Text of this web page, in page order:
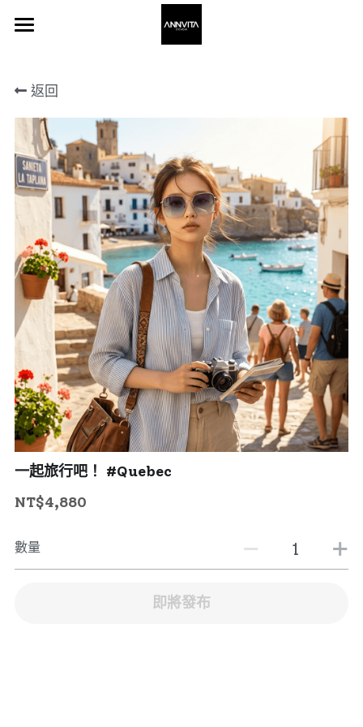
About 關於我
Frame 眼鏡
Stores 通路
登錄
搜索
聯繫我們 Contact Us
返回
一起旅行吧！ #Quebec
NT$4,880
數量
即將發布
商品分類
所有商品分類
部落格分類
所有博客分類